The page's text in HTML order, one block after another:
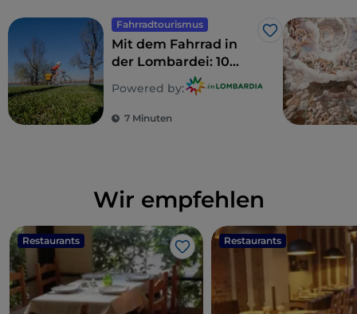
Fahrradtourismus
Like
Mit dem Fahrrad in
der Lombardei: 10
Routen für Familien
Powered by:
7 Minuten
Wir empfehlen
Restaurants
Like
Restaurants